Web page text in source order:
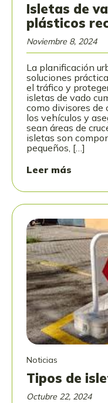
Isletas de
plásticos
Noviembre 8, 2024
La planificación
soluciones
el tráfico y
isletas de vado
como divisores de
los vehículos y
sean áreas de
isletas son
pequeños, […]
Leer más
Noticias
Tipos de
Octubre 22, 2024